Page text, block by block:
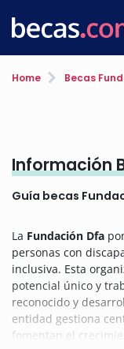
Home Becas
Información
Guía becas
La Fundación Dfa
personas con
inclusiva. Esta
potencial único y
reconocido y
entidad gestiona
fomentan el